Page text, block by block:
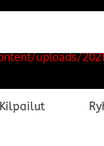
Kilpailut